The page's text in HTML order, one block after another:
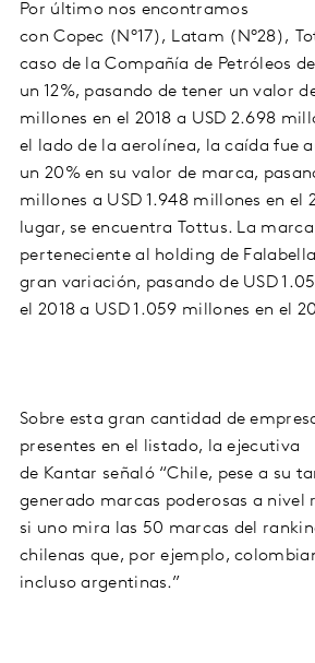
Por último nos encontramos
conCopec (N°17), Latam (N°28),
caso de la Compañía de Petróleos
un 12%, pasando de tener un valor
millones en el 2018 a USD 2.698
el lado de la aerolínea, la caída fue
un 20%en su valor de marca,
millones a USD 1.948 millones en el
lugar, se encuentra
Tottus. La
perteneciente al holding de
gran variación, pasando de USD
el 2018 a USD 1.059 millones en el
Sobre esta gran cantidad de
presentes en el listado, la ejecutiva
de Kantar señaló “Chile, pese a su
generado marcas poderosas a nivel
si uno mira las 50 marcas del
chilenas que, por ejemplo,
incluso argentinas.”